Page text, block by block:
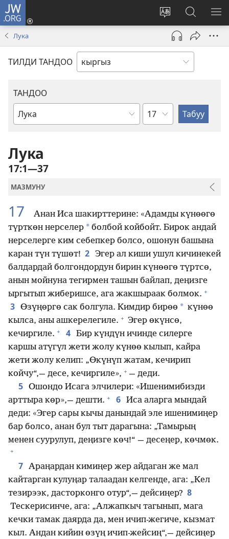
JW.ORG
Башка
тилди
тандоо
Кирүү
(жаңы
терезе
ачат)
JW.ORG
сайтынан
издөө
Лука
ТИЛДИ ТАНДОО
ТАНДОО
Ыйык
китеп
Бөлүм
Лука
17:1—37
МАЗМУНУ
17
Анан Иса шакирттерине: «Адамды күнөөгө
түрткөн нерселер * болбой койбойт. Бирок андай
нерселерге ким себепкер болсо, ошонун башына
каран түн түшөт! 2 Эгер ал киши ушул кичинекей
балдардай болгондордун бирин күнөөгө түртсө,
анын мойнуна тегирмен ташын байлап, деңизге
ыргытып жиберишсе, ага жакшыраак болмок. +
3 Өзүңөргө сак болгула. Кимдир бирөө * күнөө
кылса, аны ашкерелегиле. + Эгер өкүнсө,
кечиргиле. + 4 Бир күндүн ичинде силерге
каршы атүгүл жети жолу күнөө кылып, кайра
жети жолу келип: „Өкүнүп жатам, кечирип
койчу“,— десе, кечиргиле», + — деди.
5 Ошондо Исага элчилери: «Ишенимибизди
арттыра көр»,— дешти. + 6 Иса аларга мындай
деди: «Эгер сары кычы данындай эле ишенимиңер
бар болсо, анан бул тыт дарагына: „Тамырың
менен суурулуп, деңизге көч!“ — десеңер, көчмөк.
+
7 Араңардан кимиңер жер айдаган же мал
кайтарган кулуңар талаадан келгенде, ага: „Кел
тезирээк, дасторконго отур“,— дейсиңер? 8
Тескерисинче, ага: „Алжапкыч тагынып, мага
кечки тамак даярда да, мен ичип-жегиче, кызмат
кыл. Андан кийин өзүң ичип-жейсиң“,— дейсиңер